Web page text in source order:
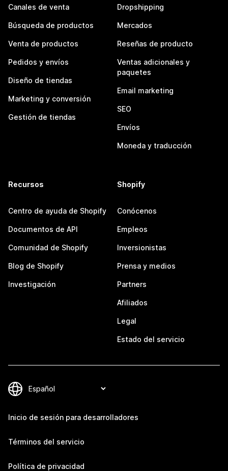
Canales de venta
Búsqueda de productos
Venta de productos
Pedidos y envíos
Diseño de tiendas
Marketing y conversión
Gestión de tiendas
Dropshipping
Mercados
Reseñas de producto
Ventas adicionales y
paquetes
Email marketing
SEO
Envíos
Moneda y traducción
Recursos
Centro de ayuda de Shopify
Documentos de API
Comunidad de Shopify
Blog de Shopify
Investigación
Shopify
Conócenos
Empleos
Inversionistas
Prensa y medios
Partners
Afiliados
Legal
Estado del servicio
Inicio de sesión para desarrolladores
Términos del servicio
Política de privacidad